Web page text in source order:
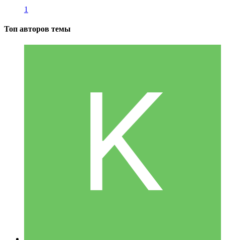
1
Топ авторов темы